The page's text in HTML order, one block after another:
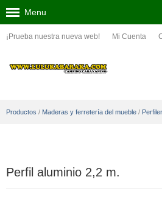
¡Prueba nuestra nueva web! Mi Cuenta
Menu
Productos / Maderas y ferretería del mueble /
Perfil aluminio 2,2 m.